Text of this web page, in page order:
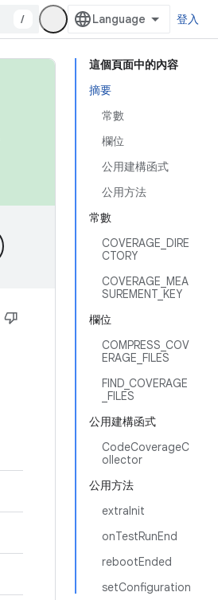
/ 登入
這個頁面中的內容
摘要
常數
欄位
公用建構函式
公用方法
常數
COVERAGE_DIRE
CTORY
COVERAGE_MEA
SUREMENT_KEY
欄位
COMPRESS_COV
ERAGE_FILES
FIND_COVERAGE
_FILES
公用建構函式
CodeCoverageC
ollector
公用方法
extraInit
onTestRunEnd
rebootEnded
setConfiguration